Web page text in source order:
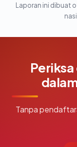
Laporan ini dibuat
Tanpa